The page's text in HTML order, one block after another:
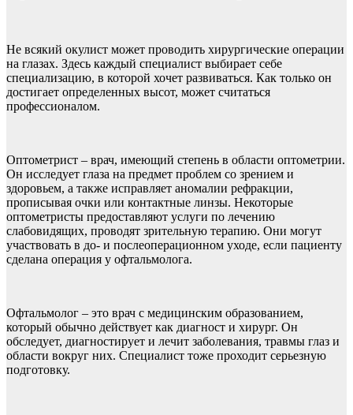
Не всякий окулист может проводить хирургические операции
на глазах. Здесь каждый специалист выбирает себе
специализацию, в которой хочет развиваться. Как только он
достигает определенных высот, может считаться
профессионалом.
Оптометрист – врач, имеющий степень в области оптометрии.
Он исследует глаза на предмет проблем со зрением и
здоровьем, а также исправляет аномалии рефракции,
прописывая очки или контактные линзы. Некоторые
оптометристы предоставляют услуги по лечению
слабовидящих, проводят зрительную терапию. Они могут
участвовать в до- и послеоперационном уходе, если пациенту
сделана операция у офтальмолога.
Офтальмолог – это врач с медицинским образованием,
который обычно действует как диагност и хирург. Он
обследует, диагностирует и лечит заболевания, травмы глаз и
области вокруг них. Специалист тоже проходит серьезную
подготовку.